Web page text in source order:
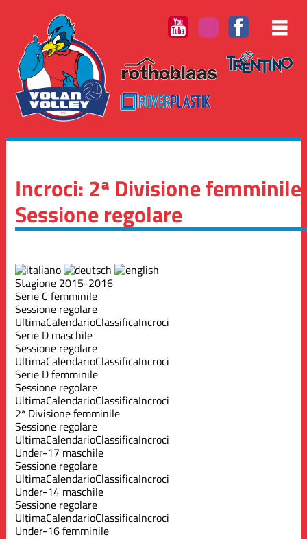
Incroci: 2ª Divisione
Sessione regolare
Stagione 2015-2016
Serie C femminile
Sessione regolare
UltimaCalendarioClassificaIncroci
Serie D maschile
Sessione regolare
UltimaCalendarioClassificaIncroci
Serie D femminile
Sessione regolare
UltimaCalendarioClassificaIncroci
2ª Divisione femminile
Sessione regolare
UltimaCalendarioClassificaIncroci
Under-17 maschile
Sessione regolare
UltimaCalendarioClassificaIncroci
Under-14 maschile
Sessione regolare
UltimaCalendarioClassificaIncroci
Under-16 femminile